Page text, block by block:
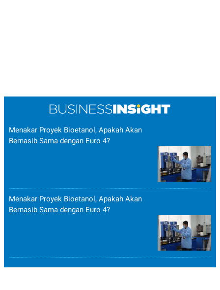
Menakar Proyek Bioetanol, Apakah Akan
Bernasib Sama dengan Euro 4?
Menakar Proyek Bioetanol, Apakah Akan
Bernasib Sama dengan Euro 4?